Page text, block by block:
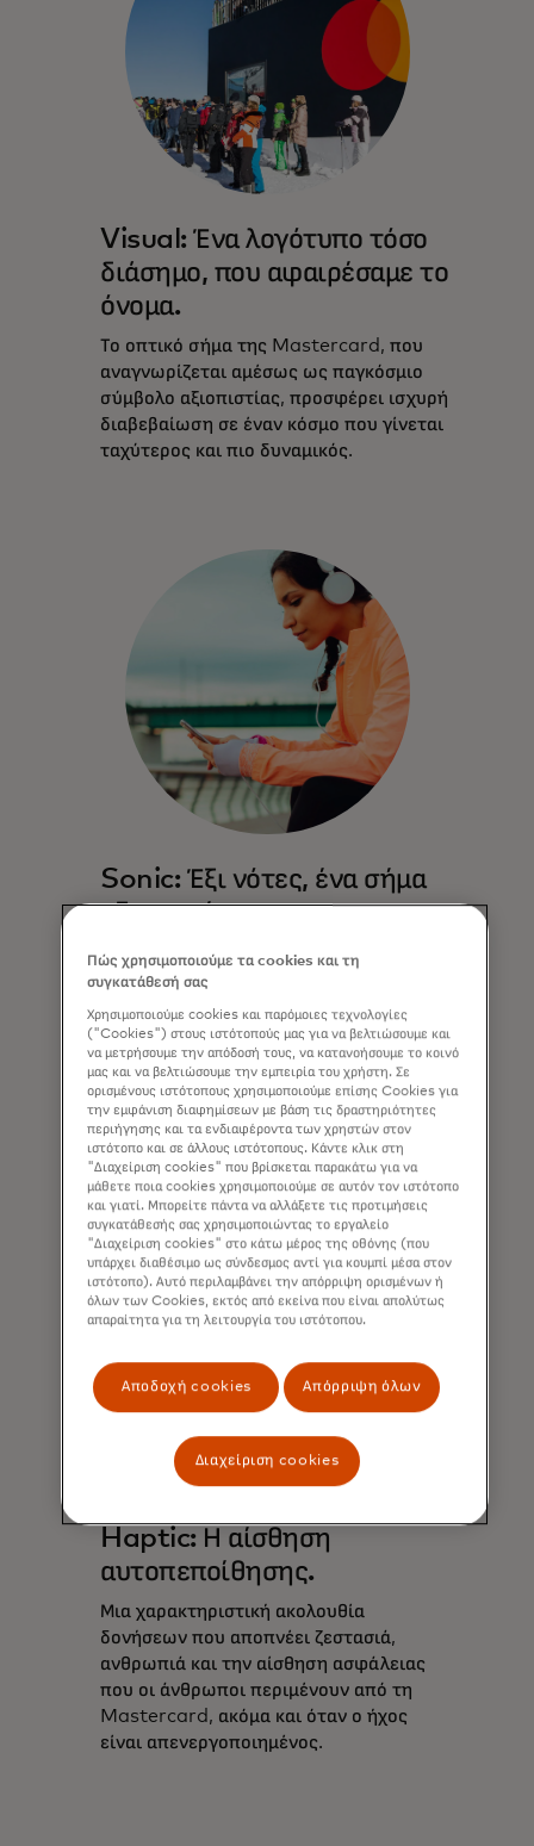
Visual: Ένα λογότυπο τόσο
διάσημο, που αφαιρέσαμε το
όνομα.
Το οπτικό σήμα της Mastercard, που
αναγνωρίζεται αμέσως ως παγκόσμιο
σύμβολο αξιοπιστίας, προσφέρει ισχυρή
διαβεβαίωση σε έναν κόσμο που γίνεται
ταχύτερος και πιο δυναμικός.
Sonic: Έξι νότες, ένα σήμα
αξιοπιστίας.
Το sonic brand της Mastercard
εμπνέει εμπιστοσύνη, αναδεικνύει την
αποδοχή στην ολοκλήρωση αγοράς,
στο κατάστημα, online και εντός
εφαρμογών, και δίνει τον παλμό για
ένα priceless experiences
soundtrack.
Haptic: Η αίσθηση
αυτοπεποίθησης.
Μια χαρακτηριστική ακολουθία
δονήσεων που αποπνέει ζεστασιά,
ανθρωπιά και την αίσθηση ασφάλειας
που οι άνθρωποι περιμένουν από τη
Mastercard, ακόμα και όταν ο ήχος
είναι απενεργοποιημένος.
Πώς χρησιμοποιούμε τα cookies και τη
συγκατάθεσή σας
Χρησιμοποιούμε cookies και παρόμοιες τεχνολογίες
("Cookies") στους ιστότοπούς μας για να βελτιώσουμε και
να μετρήσουμε την απόδοσή τους, να κατανοήσουμε το κοινό
μας και να βελτιώσουμε την εμπειρία του χρήστη. Σε
ορισμένους ιστότοπους χρησιμοποιούμε επίσης Cookies για
την εμφάνιση διαφημίσεων με βάση τις δραστηριότητες
περιήγησης και τα ενδιαφέροντα των χρηστών στον
ιστότοπο και σε άλλους ιστότοπους. Κάντε κλικ στη
"Διαχείριση cookies" που βρίσκεται παρακάτω για να
μάθετε ποια cookies χρησιμοποιούμε σε αυτόν τον ιστότοπο
και γιατί. Μπορείτε πάντα να αλλάξετε τις προτιμήσεις
συγκατάθεσής σας χρησιμοποιώντας το εργαλείο
"Διαχείριση cookies" στο κάτω μέρος της οθόνης (που
υπάρχει διαθέσιμο ως σύνδεσμος αντί για κουμπί μέσα στον
ιστότοπο). Αυτό περιλαμβάνει την απόρριψη ορισμένων ή
όλων των Cookies, εκτός από εκείνα που είναι απολύτως
απαραίτητα για τη λειτουργία του ιστότοπου.
Αποδοχή cookies Απόρριψη όλων
Διαχείριση cookies